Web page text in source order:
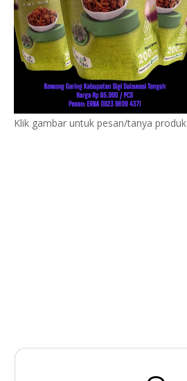
Klik gambar untuk pesan/tanya produk